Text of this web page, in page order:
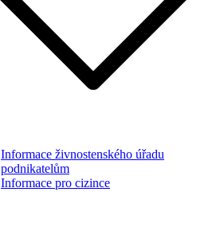
Informace živnostenského úřadu
podnikatelům
Informace pro cizince